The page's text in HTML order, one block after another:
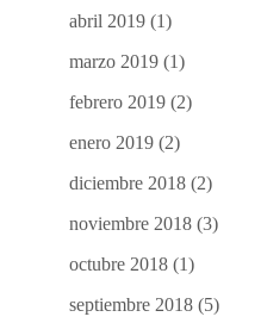
abril 2019 (1)
marzo 2019 (1)
febrero 2019 (2)
enero 2019 (2)
diciembre 2018 (2)
noviembre 2018 (3)
octubre 2018 (1)
septiembre 2018 (5)